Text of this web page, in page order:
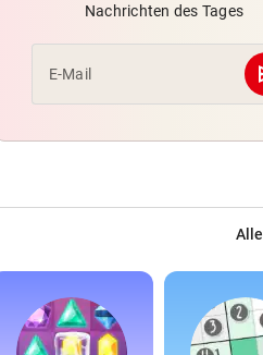
Nachrichten des Tages
E-Mail